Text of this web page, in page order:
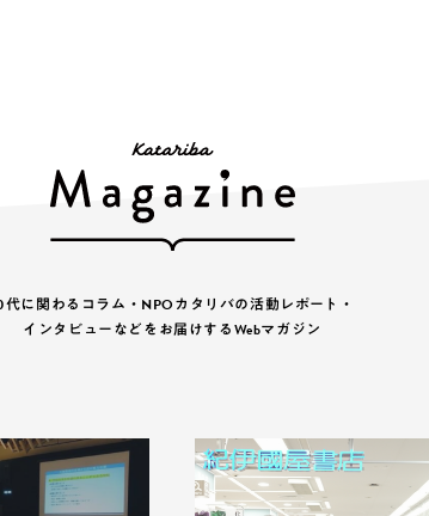
代に関わるコラム・NPOカタリバの活動レポート・
インタビューなどをお届けするWebマガジン